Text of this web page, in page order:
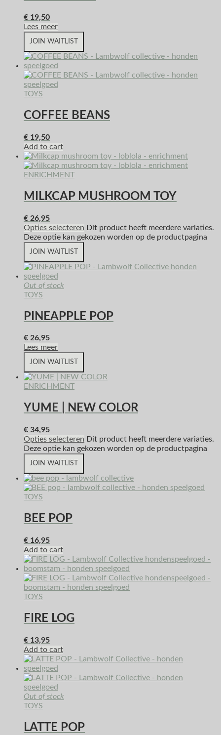
€ 19,50
Lees meer
JOIN WAITLIST
TOYS
COFFEE BEANS
€ 19,50
Add to cart
ENRICHMENT
MILKCAP MUSHROOM TOY
€ 26,95
Opties selecteren Dit product heeft meerdere variaties.
Deze optie kan gekozen worden op de productpagina
JOIN WAITLIST
Out of stock
TOYS
PINEAPPLE POP
€ 26,95
Lees meer
JOIN WAITLIST
ENRICHMENT
YUME | NEW COLOR
€ 34,95
Opties selecteren Dit product heeft meerdere variaties.
Deze optie kan gekozen worden op de productpagina
JOIN WAITLIST
TOYS
BEE POP
€ 16,95
Add to cart
TOYS
FIRE LOG
€ 13,95
Add to cart
Out of stock
TOYS
LATTE POP